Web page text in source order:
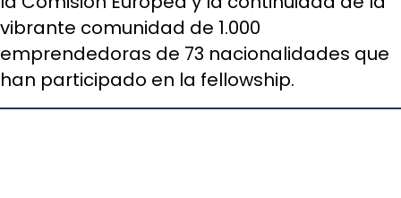
vibrante comunidad de 1.000
emprendedoras de 73 nacionalidades que
han participado en la fellowship.